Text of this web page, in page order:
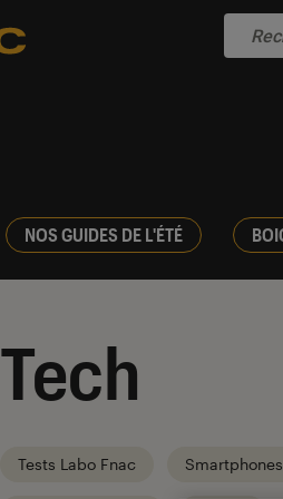
NOS GUIDES DE L'ÉTÉ
Tech
Tests Labo Fnac Smartphones